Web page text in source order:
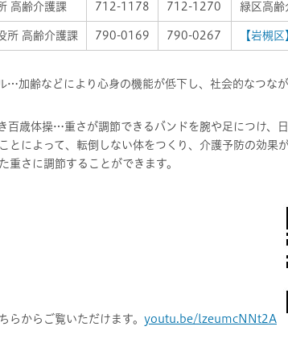
高齢介護課 712-1178 712-1270 緑区高齢
所 高齢介護課 790-0169 790-0267 【岩槻
…加齢などにより心身の機能が低下し、社会的なつな
百歳体操…重さが調節できるバンドを腕や足につけ、
とによって、転倒しない体をつくり、介護予防の効果
重さに調節することができます。
らからご覧いただけます。 youtu.be/lzeumcNNt2A